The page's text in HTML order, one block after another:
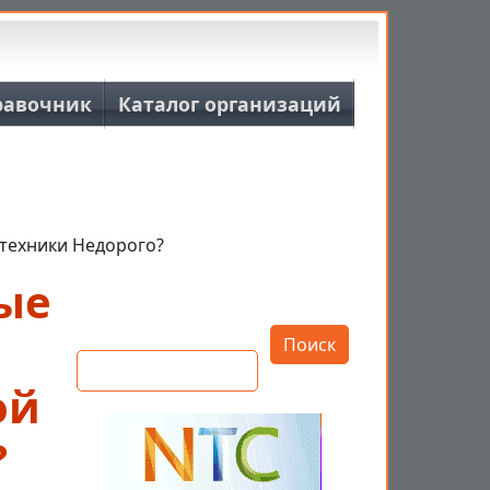
Каталог организаций
Недорого?